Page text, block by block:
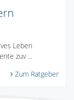
Leben
zuv ...
Zum Ratgeber